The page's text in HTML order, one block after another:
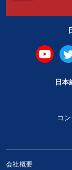
日本
コ
会社概要